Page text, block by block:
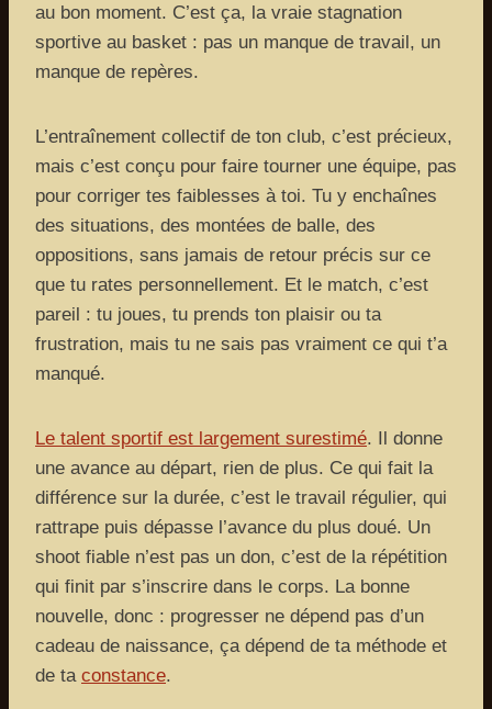
au bon moment. C’est ça, la vraie stagnation
sportive au basket : pas un manque de travail, un
manque de repères.
L’entraînement collectif de ton club, c’est précieux,
mais c’est conçu pour faire tourner une équipe, pas
pour corriger tes faiblesses à toi. Tu y enchaînes
des situations, des montées de balle, des
oppositions, sans jamais de retour précis sur ce
que tu rates personnellement. Et le match, c’est
pareil : tu joues, tu prends ton plaisir ou ta
frustration, mais tu ne sais pas vraiment ce qui t’a
manqué.
Le talent sportif est largement surestimé. Il donne
une avance au départ, rien de plus. Ce qui fait la
différence sur la durée, c’est le travail régulier, qui
rattrape puis dépasse l’avance du plus doué. Un
shoot fiable n’est pas un don, c’est de la répétition
qui finit par s’inscrire dans le corps. La bonne
nouvelle, donc : progresser ne dépend pas d’un
cadeau de naissance, ça dépend de ta méthode et
de ta constance.